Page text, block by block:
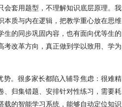
会套用题型，不理解知识底层原理。我
本质与内在逻辑，把教学重心放在思维
生的同步巩固内容，也有面向优等生的
考改革方向，真正做到学以致用、学为
。很多家长都陷入辅导焦虑：很难精
、归集错题、安排针对性练习，需要耗
载的智能学习系统，能够自动定位知识